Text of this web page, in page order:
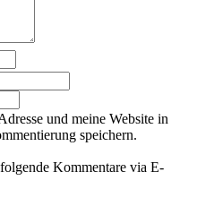
und meine Website in
speichern.
Kommentare via E-